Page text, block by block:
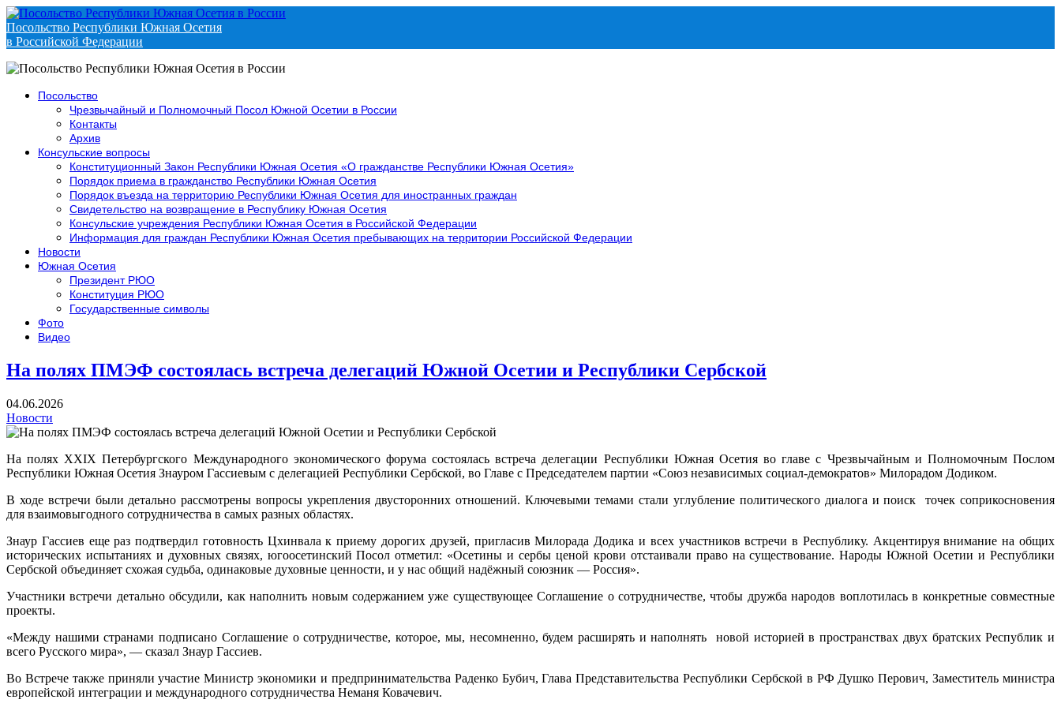
Посольство Республики Южная Осетия
в Российской Федерации
Посольство
Чрезвычайный и Полномочный Посол Южной Осетии в России
Контакты
Архив
Консульские вопросы
Конституционный Закон Республики Южная Осетия «О гражданстве Республики Южная Осетия»
Порядок приема в гражданство Республики Южная Осетия
Порядок въезда на территорию Республики Южная Осетия для иностранных граждан
Свидетельство на возвращение в Республику Южная Осетия
Консульские учреждения Республики Южная Осетия в Российской Федерации
Информация для граждан Республики Южная Осетия пребывающих на территории Российской Федерации
Новости
Южная Осетия
Президент РЮО
Конституция РЮО
Государственные символы
Фото
Видео
На полях ПМЭФ состоялась встреча делегаций Южной Осетии и Республики Сербской
04.06.2026
Новости
На полях XXIX Петербургского Международного экономического форума состоялась встреча делегации Республики Южная Осетия во главе с Чрезвычайным и Полномочным Послом
Республики Южная Осетия Знауром Гассиевым с делегацией Республики Сербской, во Главе с Председателем партии «Союз независимых социал-демократов» Милорадом Додиком.
В ходе встречи были детально рассмотрены вопросы укрепления двусторонних отношений. Ключевыми темами стали углубление политического диалога и поиск точек соприкосновения
для взаимовыгодного сотрудничества в самых разных областях.
Знаур Гассиев еще раз подтвердил готовность Цхинвала к приему дорогих друзей, пригласив Милорада Додика и всех участников встречи в Республику. Акцентируя внимание на общих
исторических испытаниях и духовных связях, югоосетинский Посол отметил: «Осетины и сербы ценой крови отстаивали право на существование. Народы Южной Осетии и Республики
Сербской объединяет схожая судьба, одинаковые духовные ценности, и у нас общий надёжный союзник — Россия».
Участники встречи детально обсудили, как наполнить новым содержанием уже существующее Соглашение о сотрудничестве, чтобы дружба народов воплотилась в конкретные совместные
проекты.
«Между нашими странами подписано Соглашение о сотрудничестве, которое, мы, несомненно, будем расширять и наполнять новой историей в пространствах двух братских Республик и
всего Русского мира», — сказал Знаур Гассиев.
Во Встрече также приняли участие Министр экономики и предпринимательства Раденко Бубич, Глава Представительства Республики Сербской в РФ Душко Перович, Заместитель министра
европейской интеграции и международного сотрудничества Неманя Ковачевич.